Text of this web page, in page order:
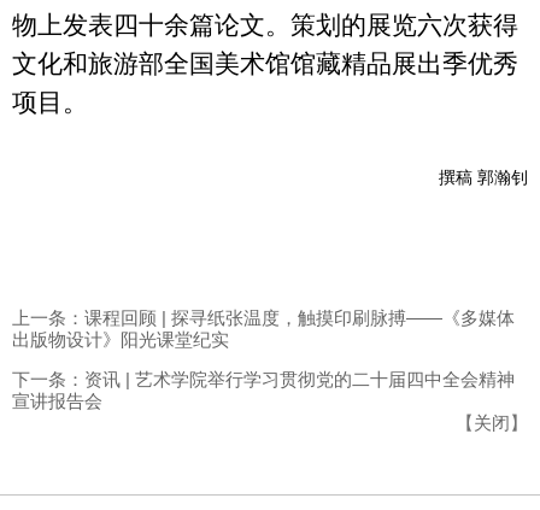
物上发表四十余篇论文。策划的展览六次获得
文化和旅游部全国美术馆馆藏精品展出季优秀
项目。
撰稿 郭瀚钊
上一条：课程回顾 | 探寻纸张温度，触摸印刷脉搏——《多媒体
出版物设计》阳光课堂纪实
下一条：资讯 | 艺术学院举行学习贯彻党的二十届四中全会精神
宣讲报告会
【关闭】